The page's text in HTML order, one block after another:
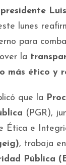
presidente Luis
lunes
para
la
más ético y
que la
(PGR),
Ética e
, trabaja
Pública